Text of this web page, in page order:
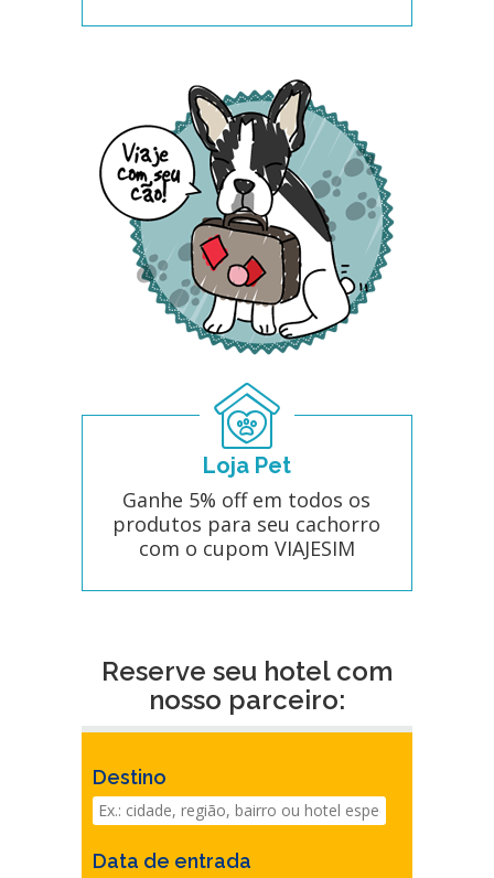
Loja Pet
Ganhe 5% off em todos os
produtos para seu cachorro
com o cupom VIAJESIM
Reserve seu hotel com
nosso parceiro:
Destino
Data de entrada